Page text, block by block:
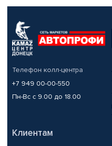
Телефон колл-центра
+7 949 00-00-550
Пн-Вс с 9.00 до 18.00
Клиентам